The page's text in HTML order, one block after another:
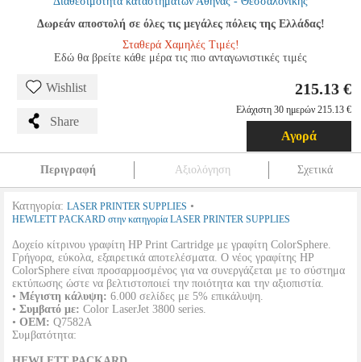
Δωρεάν αποστολή σε όλες τις μεγάλες πόλεις της Ελλάδας!
Σταθερά Χαμηλές Τιμές!
Εδώ θα βρείτε κάθε μέρα τις πιο ανταγωνιστικές τιμές
Wishlist
Share
215.13 €
Ελάχιστη 30 ημερών 215.13 €
Αγορά
Περιγραφή Αξιολόγηση Σχετικά
Κατηγορία: LASER PRINTER SUPPLIES •
HEWLETT PACKARD στην κατηγορία LASER PRINTER SUPPLIES
Δοχείο κίτρινου γραφίτη HP Print Cartridge με γραφίτη ColorSphere.
Γρήγορα, εύκολα, εξαιρετικά αποτελέσματα. Ο νέος γραφίτης HP
ColorSphere είναι προσαρμοσμένος για να συνεργάζεται με το σύστημα
εκτύπωσης ώστε να βελτιστοποιεί την ποιότητα και την αξιοπιστία.
• Μέγιστη κάλυψη: 6.000 σελίδες με 5% επικάλυψη.
• Συμβατό με: Color LaserJet 3800 series.
• OEM: Q7582A
Συμβατότητα: